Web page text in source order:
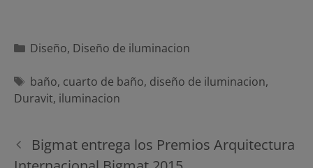
Categorías
Diseño, Diseño de iluminacion
Etiquetas
baño, cuarto de baño, diseño de iluminacion,
Duravit, iluminacion
Navegación
de
Bigmat entrega los Premios Arquitectura